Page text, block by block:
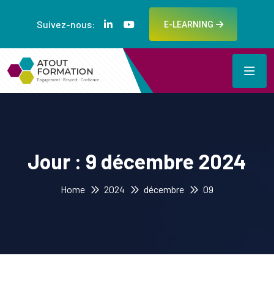
Suivez-nous: E-LEARNING
Jour : 9 décembre 2024
Home 2024 décembre 09